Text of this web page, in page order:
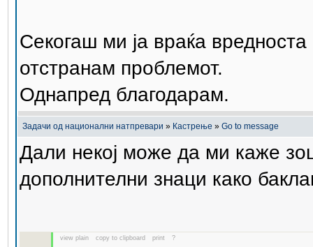
Секогаш ми ја враќа
отстранам проблемот.
Однапред благодарам.
Задачи од национални натпревари » Кастрење » Go to message
Дали некој може да ми каже
дополнителни знаци како
view plain copy to clipboard print ?